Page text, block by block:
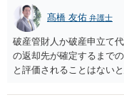
髙橋 友佑 弁護士
破産管財人か破産申立て
の返却先が確定するまで
と評価されることはないと